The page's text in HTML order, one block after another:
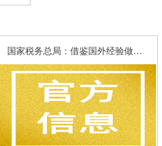
国家税务总局：借鉴国外经验做法，建立更加完善的制度法规